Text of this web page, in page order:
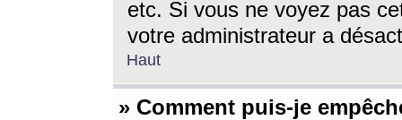
etc. Si vous ne voyez pas
votre administrateur a
Haut
» Comment puis-je